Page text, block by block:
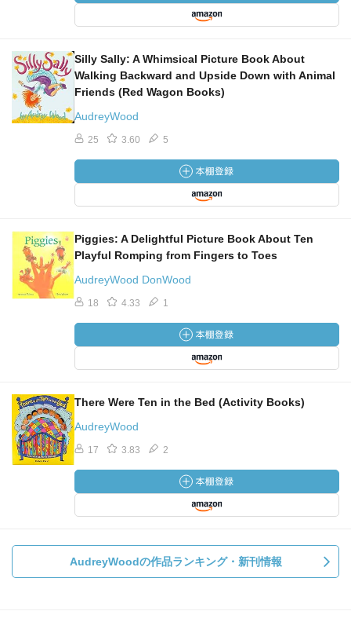
Silly Sally: A Whimsical Picture Book About
Walking Backward and Upside Down with Animal
Friends (Red Wagon Books)
AudreyWood
25 3.60 5
Piggies: A Delightful Picture Book About Ten
Playful Romping from Fingers to Toes
AudreyWood DonWood
18 4.33 1
There Were Ten in the Bed (Activity Books)
AudreyWood
17 3.83 2
AudreyWoodの作品ランキング・新刊情報